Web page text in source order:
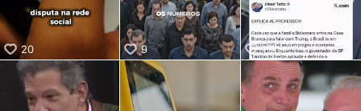
20 9 19